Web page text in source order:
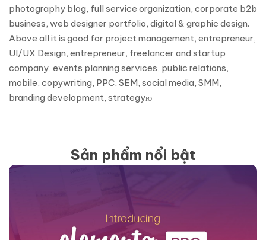
photography blog, full service organization, corporate b2b
business, web designer portfolio, digital & graphic design.
Above all it is good for project management, entrepreneur,
UI/UX Design, entrepreneur, freelancer and startup
company, events planning services, public relations,
mobile, copywriting, PPC, SEM, social media, SMM,
branding development, strategyю
Sản phẩm nổi bật